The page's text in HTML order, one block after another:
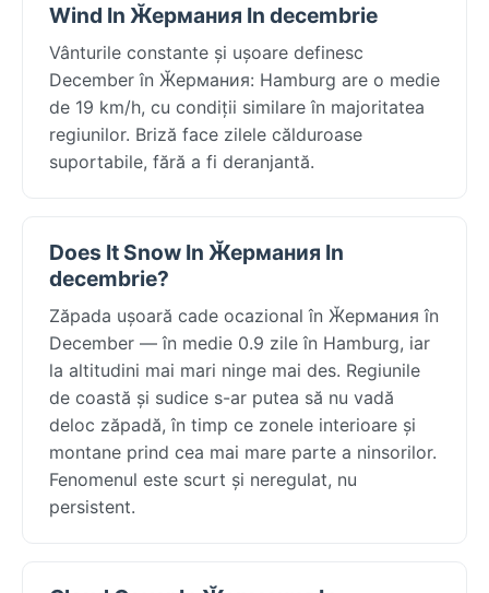
Wind In Ӂермания In decembrie
Vânturile constante și ușoare definesc
December în Ӂермания: Hamburg are o medie
de 19 km/h, cu condiții similare în majoritatea
regiunilor. Briză face zilele călduroase
suportabile, fără a fi deranjantă.
Does It Snow In Ӂермания In
decembrie?
Zăpada ușoară cade ocazional în Ӂермания în
December — în medie 0.9 zile în Hamburg, iar
la altitudini mai mari ninge mai des. Regiunile
de coastă și sudice s-ar putea să nu vadă
deloc zăpadă, în timp ce zonele interioare și
montane prind cea mai mare parte a ninsorilor.
Fenomenul este scurt și neregulat, nu
persistent.